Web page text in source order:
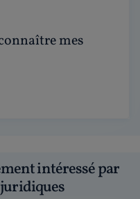
mes
intéressé par